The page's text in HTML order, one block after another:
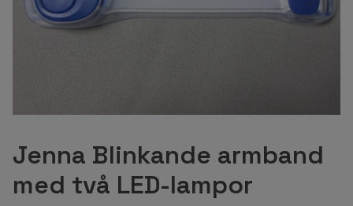
Jenna Blinkande armband
med två LED-lampor